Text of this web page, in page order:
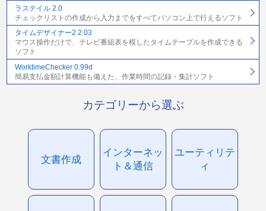
ラステイル 2.0
チェックリストの作成から入力までをすべてパソコン上で行えるソフト
タイムデザイナー2 2.03
マウス操作だけで、テレビ番組表を模したタイムテーブルを作成できる
ソフト
WorktimeChecker 0.99d
簡易支払金額計算機能も備えた、作業時間の記録・集計ソフト
カテゴリーから選ぶ
文書作成
インターネッ
ト＆通信
ユーティリテ
ィ